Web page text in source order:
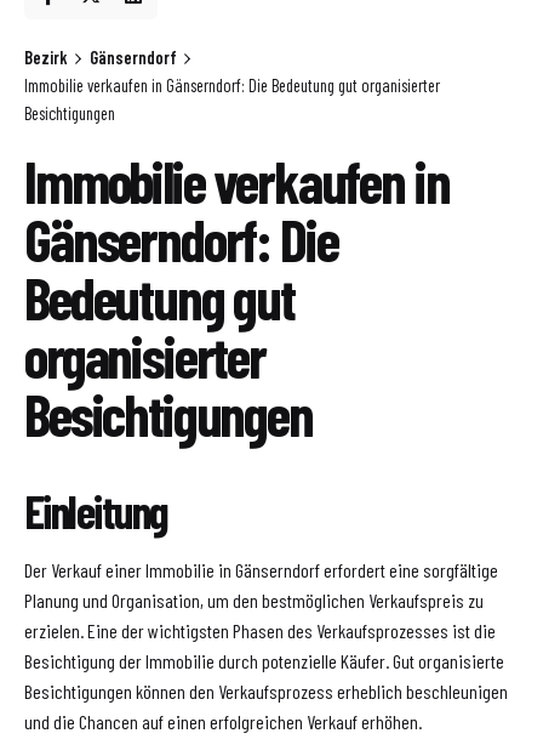
Bezirk
Gänserndorf
Immobilie verkaufen in Gänserndorf: Die Bedeutung gut organisierter
Besichtigungen
Immobilie verkaufen in
Gänserndorf: Die
Bedeutung gut
organisierter
Besichtigungen
Einleitung
Der Verkauf einer Immobilie in Gänserndorf erfordert eine sorgfältige
Planung und Organisation, um den bestmöglichen Verkaufspreis zu
erzielen. Eine der wichtigsten Phasen des Verkaufsprozesses ist die
Besichtigung der Immobilie durch potenzielle Käufer. Gut organisierte
Besichtigungen können den Verkaufsprozess erheblich beschleunigen
und die Chancen auf einen erfolgreichen Verkauf erhöhen.